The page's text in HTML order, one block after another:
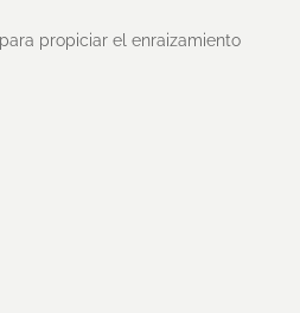
propiciar el enraizamiento